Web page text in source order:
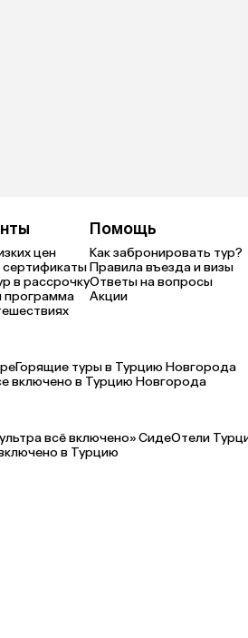
цен
в рассрочку
программа
Помощь
Как забронировать тур?
Правила въезда и визы
Ответы на вопросы
Акции
Горящие туры в Турцию Новгорода
включено в Турцию Новгорода
всё включено» СидеОтели
в Турцию